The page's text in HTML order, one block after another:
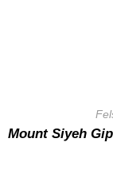
Mount Siyeh